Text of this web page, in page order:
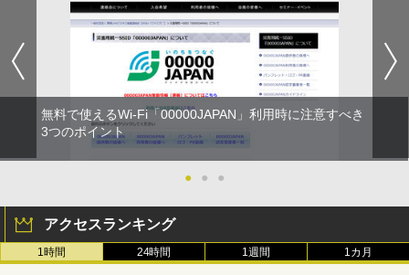
無料で使えるWi-Fi「00000JAPAN」利用時に注意すべき
3つのポイント
● ● ●
アクセスランキング
1時間 24時間 1週間 1カ月